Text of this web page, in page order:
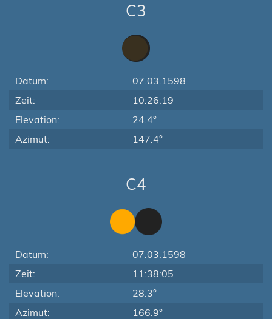
C3
Datum:
07.03.1598
Zeit:
10:26:19
Elevation:
24.4°
Azimut:
147.4°
C4
Datum:
07.03.1598
Zeit:
11:38:05
Elevation:
28.3°
Azimut:
166.9°